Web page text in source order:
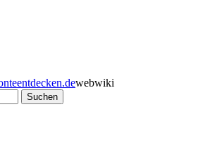
webwiki